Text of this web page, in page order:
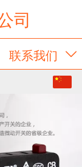
司
联系我们